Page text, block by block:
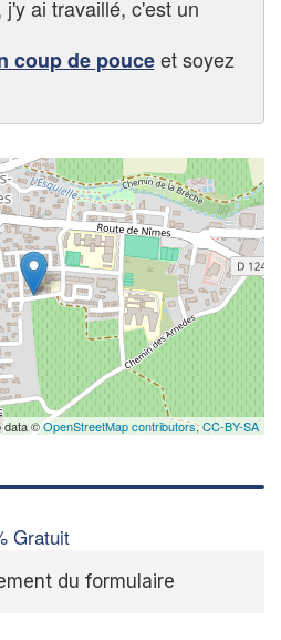
ai travaillé, c'est un
coup de pouceet soyez
data ©OpenStreetMap contributors,CC-BY-SA
Gratuit
du formulaire